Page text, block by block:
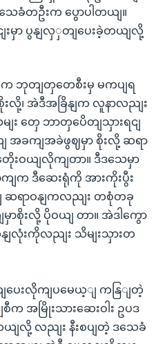
ေခံတဦးက ပွောပါတယျ။
းမှာ ပွနျလှှတျပေးခဲ့တယျလို့
ဘုတျတှတေစီးမှ မကပျရ
လို့၊ အဲဒီအခြိနျက လူနာလညျး
ျး တှေ ဘာတှပေိတျသှားရငျ
ခကျအခဲဖွဈမှာ စိုးလို့ ဆရာ
းဝယျလိုကျတာ။ ဒီဒသေမှာ
ာကျက ဒီဆေးရုံကို အားကိုးပွီး
ဆရာဝနျကလညျး တစုံတခု
ာစိုးလို့ ပိုဝယျ တာ။ အဲဒါကွော
ျလုံးကိုလညျး သိမျးသှားတ
ပေးလိုကျပမေယ့ျ ကနြျတဲ့
က အမြိုးသားဆေးဝါး ဥပဒ
ယျလို့ လညျး နီးစပျတဲ့ ဒသေခံ